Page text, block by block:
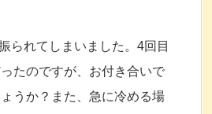
られてしまいました。4回目
たのですが、お付き合いで
うか？また、急に冷める場